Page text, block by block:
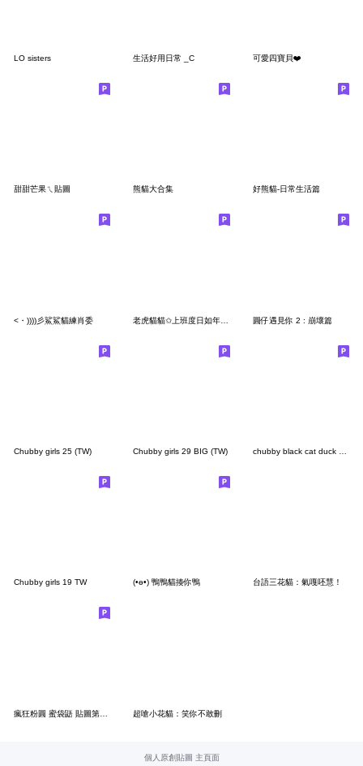
LO sisters 生活好用日常 _C 可愛四寶貝❤️
甜甜芒果ㄟ貼圖 熊貓大合集 好熊貓-日常生活篇
<・))))彡鯊鯊貓練肖委 圓仔遇見你 2 : 崩壞篇
Chubby girls 25 (TW) Chubby girls 29 BIG (TW)
Chubby girls 19 TW (•ө•) 鴨鴨貓揍你鴨 台語三花貓：氣嘎呸慧！
超嗆小花貓：笑你不敢刪
個人原創貼圖 主頁面